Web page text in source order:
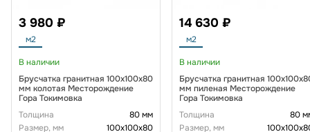
3 980 ₽
м2
В наличии
Брусчатка гранитная 100x100x80
мм колотая Месторождение
Гора Токимовка
Толщина
80 мм
Размер, мм
100х100х80
14 630 ₽
м2
В наличии
Брусчатка гранитная
мм пиленая Месторождение
Гора Токимовка
Толщина
80
Размер, мм